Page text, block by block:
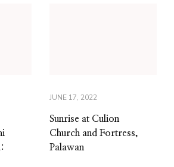
JUNE 17, 2022
Sunrise at Culion
Church and Fortress,
Palawan